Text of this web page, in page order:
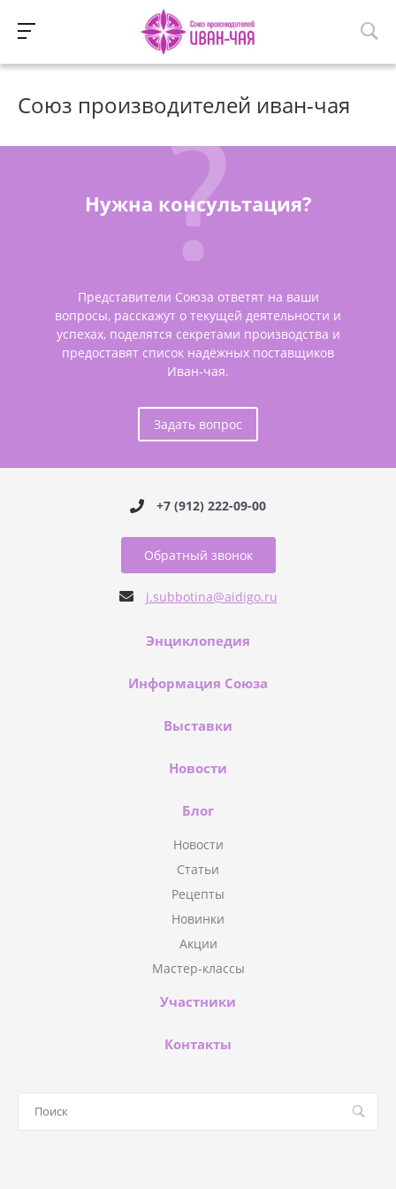
Союз производителей иван-чая
Нужна консультация?
Представители Союза ответят на ваши
вопросы, расскажут о текущей деятельности и
успехах, поделятся секретами производства и
предоставят список надёжных поставщиков
Иван-чая.
Задать вопрос
+7 (912) 222-09-00
Обратный звонок
j.subbotina@aidigo.ru
Энциклопедия
Информация Союза
Выставки
Новости
Блог
Новости
Статьи
Рецепты
Новинки
Акции
Мастер-классы
Участники
Контакты